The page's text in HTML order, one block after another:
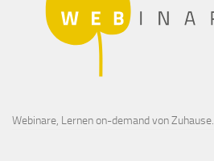
Webinare, Lernen on-demand von Zuhause.